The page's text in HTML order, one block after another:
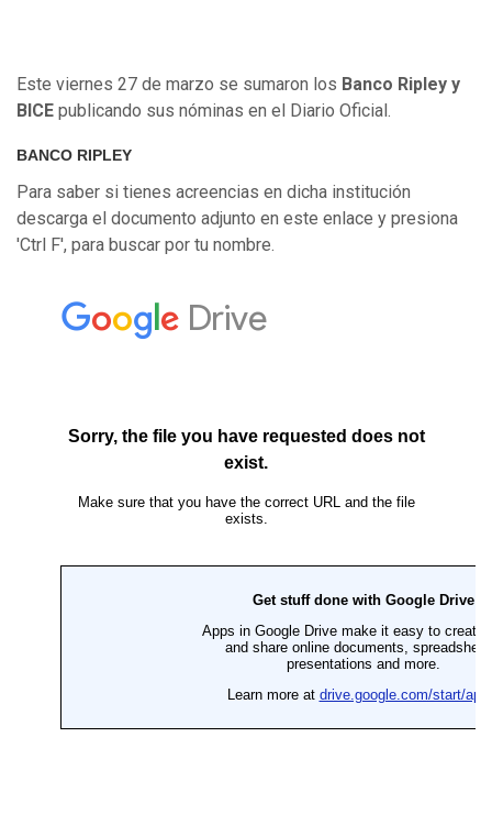
Este viernes 27 de marzo se sumaron los Banco Ripley y
BICE publicando sus nóminas en el Diario Oficial.
BANCO RIPLEY
Para saber si tienes acreencias en dicha institución
descarga el documento adjunto en este enlace y presiona
'Ctrl F', para buscar por tu nombre.